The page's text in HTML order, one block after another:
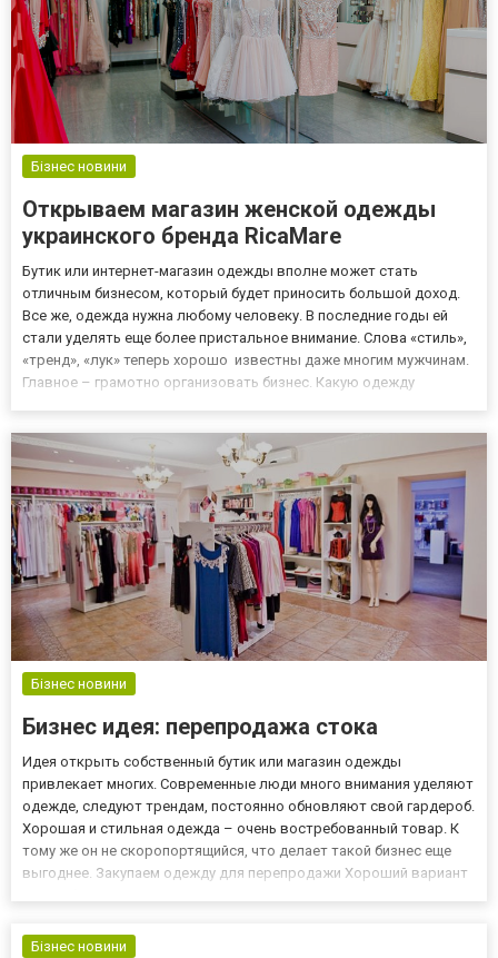
Бізнес новини
Открываем магазин женской одежды
украинского бренда RicaMare
Бутик или интернет-магазин одежды вполне может стать
отличным бизнесом, который будет приносить большой доход.
Все же, одежда нужна любому человеку. В последние годы ей
стали уделять еще более пристальное внимание. Слова «стиль»,
«тренд», «лук» теперь хорошо известны даже многим мужчинам.
Главное – грамотно организовать бизнес. Какую одежду
брендовые вещи...
Бізнес новини
Бизнес идея: перепродажа стока
Идея открыть собственный бутик или магазин одежды
привлекает многих. Современные люди много внимания уделяют
одежде, следуют трендам, постоянно обновляют свой гардероб.
Хорошая и стильная одежда – очень востребованный товар. К
тому же он не скоропортящийся, что делает такой бизнес еще
выгоднее. Закупаем одежду для перепродажи Хороший вариант
Бізнес новини